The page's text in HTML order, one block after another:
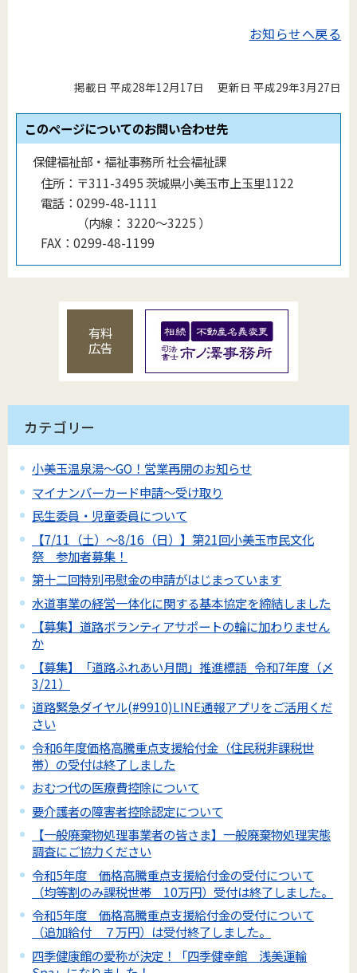
お知らせへ戻る
掲載日 平成28年12月17日 更新日 平成29年3月27日
このページについてのお問い合わせ先
保健福祉部・福祉事務所 社会福祉課
住所： 〒311-3495 茨城県小美玉市上玉里1122
電話： 0299-48-1111
（内線 ： 3220〜3225 ）
FAX： 0299-48-1199
有料
広告
カテゴリー
小美玉温泉湯～GO！営業再開のお知らせ
マイナンバーカード申請～受け取り
民生委員・児童委員について
【7/11（土）～8/16（日）】第21回小美玉市民文化
祭 参加者募集！
第十二回特別弔慰金の申請がはじまっています
水道事業の経営一体化に関する基本協定を締結しました
【募集】道路ボランティアサポートの輪に加わりません
か
【募集】「道路ふれあい月間」推進標語_令和7年度（〆
3/21）
道路緊急ダイヤル(#9910)LINE通報アプリをご活用くだ
さい
令和6年度価格高騰重点支援給付金（住民税非課税世
帯）の受付は終了しました
おむつ代の医療費控除について
要介護者の障害者控除認定について
【一般廃棄物処理事業者の皆さま】一般廃棄物処理実態
調査にご協力ください
令和5年度 価格高騰重点支援給付金の受付について
（均等割のみ課税世帯 10万円）受付は終了しました。
令和5年度 価格高騰重点支援給付金の受付について
（追加給付 ７万円）は受付終了しました。
四季健康館の愛称が決定！「四季健幸館 浅美運輸